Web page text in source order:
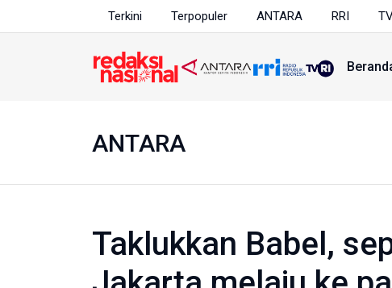
Terkini Terpopuler ANTARA RRI
ANTARA
Taklukkan Babel,